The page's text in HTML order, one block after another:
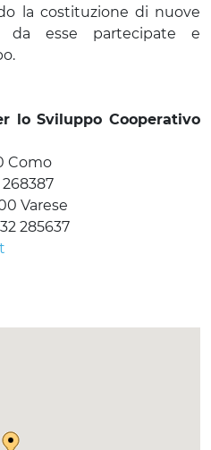
la costituzione di nuove
da esse partecipate e
lo Sviluppo Cooperativo
Como
268387
Varese
285637